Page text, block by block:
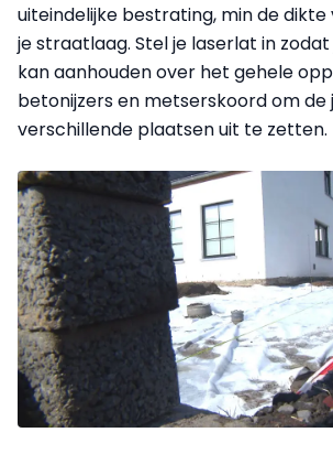
uiteindelijke bestrating, min de dikte
je straatlaag. Stel je laserlat in
kan aanhouden over het gehele
betonijzers en metserskoord om de
verschillende plaatsen uit te zetten.